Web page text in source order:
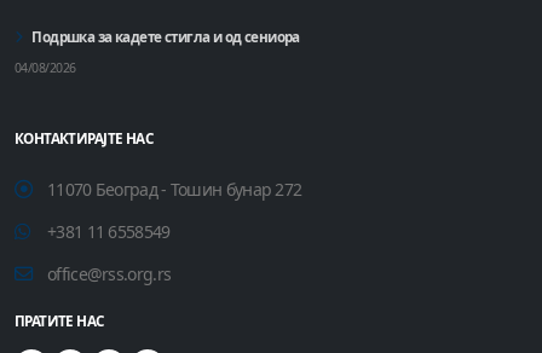
Подршка за кадете стигла и од сениора
04/08/2026
КОНТАКТИРАЈТЕ НАС
11070 Београд - Тошин бунар 272
+381 11 6558549
office@rss.org.rs
ПРАТИТЕ НАС